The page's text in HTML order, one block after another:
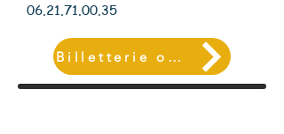
06.21.71.00.35
Billetterie ou Inscription